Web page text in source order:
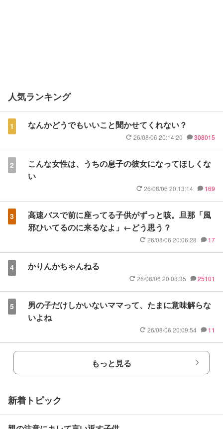
人気ランキング
1 なんかどうでもいいこと聞かせてくれない？
26/08/06 20:14:20 308015
2
こんな女性は、うちの息子の彼女になってほしくな
い
26/08/06 20:13:14 169
3
高速バスで前に座ってる子供がずっと咳。旦那「風
邪ひいてるのに来るなよ」←どう思う？
26/08/06 20:06:28 17
4 かりんかちゃんねる
26/08/06 20:08:35 25101
5
男の子だけしかいないママって、たまに意味解らな
いよね
26/08/06 20:09:54 11
もっと見る
新着トピック